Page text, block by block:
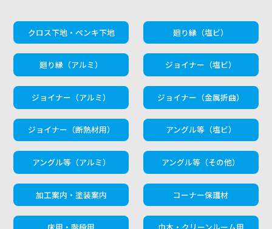
クロス下地・ペンキ下地 廻り縁（塩ビ）
廻り縁（アルミ） ジョイナー（塩ビ）
ジョイナー（アルミ） ジョイナー（金属折曲）
ジョイナー（断熱材用） アングル等（塩ビ）
アングル等（アルミ） アングル等（その他）
加工案内・塗装案内 コーナー保護材